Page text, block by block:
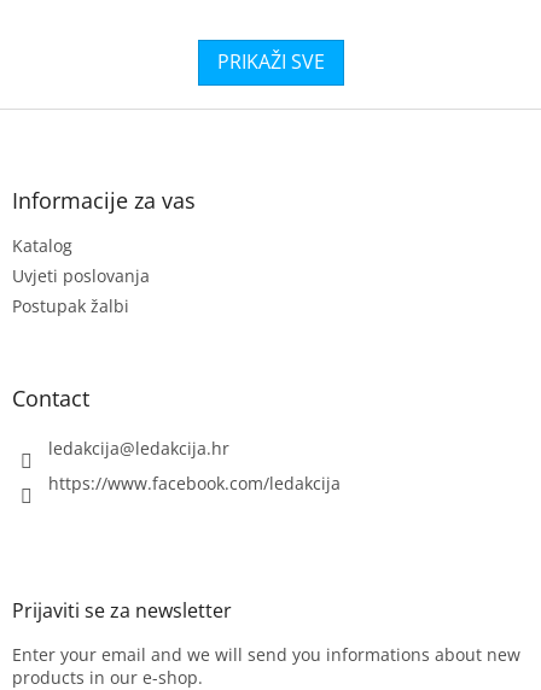
F
Informacije za vas
Katalog
Uvjeti poslovanja
Postupak žalbi
Contact
ledakcija@ledakcija.hr
https://www.facebook.com/ledakcija
Enter your email and we will send you informations about new
products in our e-shop.